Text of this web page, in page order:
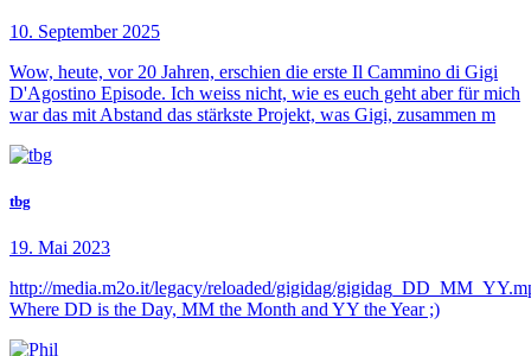
10. September 2025
Wow, heute, vor 20 Jahren, erschien die erste Il Cammino di Gigi
D'Agostino Episode. Ich weiss nicht, wie es euch geht aber für mich
war das mit Abstand das stärkste Projekt, was Gigi, zusammen m
tbg
19. Mai 2023
http://media.m2o.it/legacy/reloaded/gigidag/
Where DD is the Day, MM the Month and YY the Year ;)